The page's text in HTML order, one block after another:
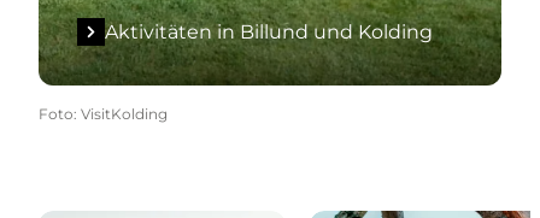
Aktivitäten in Billund und Kolding
Foto: VisitKolding